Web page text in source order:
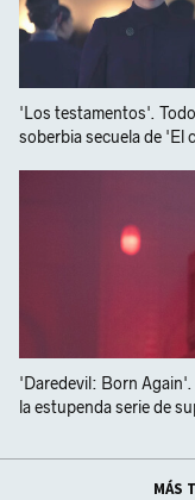
'Los testamentos'.
soberbia secuela de 'El
'Daredevil: Born Again'.
la estupenda serie de
MÁS